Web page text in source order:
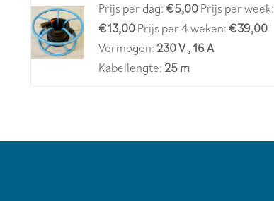
Prijs per dag:€5,00Prijs per week:
€13,00Prijs per 4 weken:€39,00
Vermogen:230 V , 16 A
Kabellengte:25 m